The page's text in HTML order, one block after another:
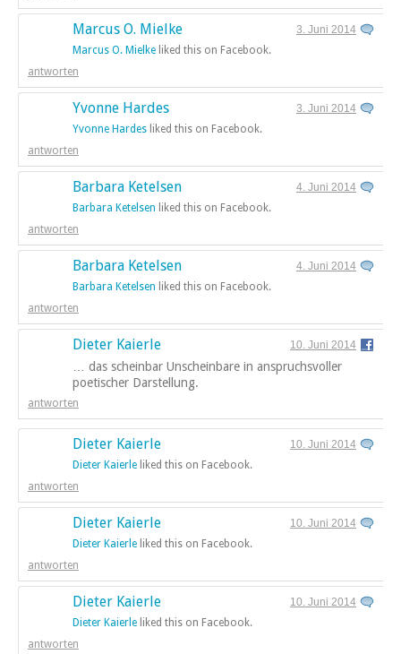
Marcus O. Mielke
3. Juni 2014
Marcus O. Mielke liked this on Facebook.
antworten
Yvonne Hardes
3. Juni 2014
Yvonne Hardes liked this on Facebook.
antworten
Barbara Ketelsen
4. Juni 2014
Barbara Ketelsen liked this on Facebook.
antworten
Barbara Ketelsen
4. Juni 2014
Barbara Ketelsen liked this on Facebook.
antworten
Dieter Kaierle 10. Juni 2014
… das scheinbar Unscheinbare in anspruchsvoller
poetischer Darstellung.
antworten
Dieter Kaierle
10. Juni 2014
Dieter Kaierle liked this on Facebook.
antworten
Dieter Kaierle
10. Juni 2014
Dieter Kaierle liked this on Facebook.
antworten
Dieter Kaierle
10. Juni 2014
Dieter Kaierle liked this on Facebook.
antworten